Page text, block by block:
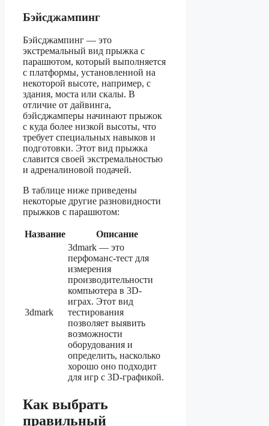
Бэйсджампинг
Бэйсджампинг — это
экстремальный вид прыжка с
парашютом, который выполняется
с платформы, установленной на
некоторой высоте, например, с
здания, моста или скалы. В
отличие от дайвинга,
бэйсджамперы начинают прыжок
с куда более низкой высоты, что
требует специальных навыков и
подготовки. Этот вид прыжка
славится своей экстремальностью
и адреналиновой подачей.
В таблице ниже приведены
некоторые другие разновидности
прыжков с парашютом:
Название Описание
3dmark
3dmark — это
перфоманс-тест для
измерения
производительности
компьютера в 3D-
играх. Этот вид
тестирования
позволяет выявить
возможности
оборудования и
определить, насколько
хорошо оно подходит
для игр с 3D-графикой.
Как выбрать
правильный